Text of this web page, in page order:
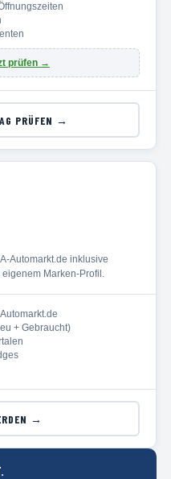
prüfen →
PRÜFEN →
Automarkt.de inklusive
Marken-Profil.
+ Gebraucht)
→